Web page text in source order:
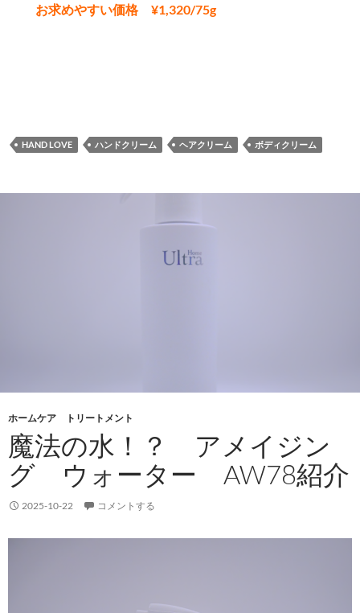
お求めやすい価格 ¥1,320/75g
HAND LOVE ハンドクリーム ヘアクリーム ボディクリーム
ホームケア トリートメント
魔法の水！？ アメイジン
グ ウォーター AW78紹介
2025-10-22 コメントする